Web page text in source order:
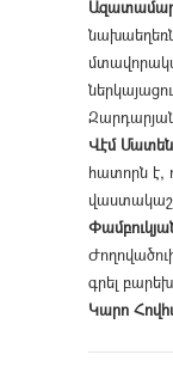
Վէմ
հատորն է,
գրել
Կարո